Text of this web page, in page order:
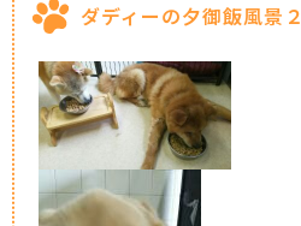
ダディーの夕御飯風景２